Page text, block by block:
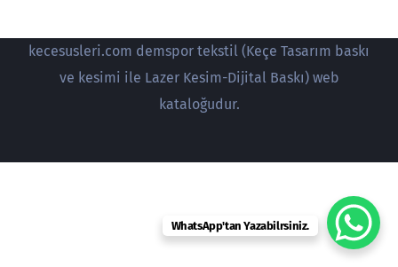
kecesusleri.com demspor tekstil (Keçe Tasarım baskı
ve kesimi ile Lazer Kesim-Dijital Baskı) web
kataloğudur.
WhatsApp'tan Yazabilrsiniz.